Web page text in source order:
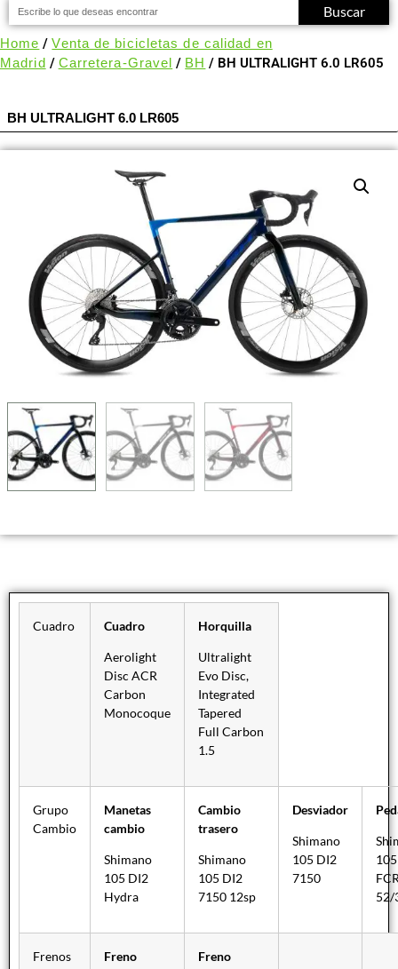
Buscar
Home /Venta de bicicletas de calidad en
Madrid / Carretera-Gravel / BH / BH ULTRALIGHT 6.0 LR605
BH ULTRALIGHT 6.0 LR605
Cuadro Cuadro
Aerolight
Disc ACR
Carbon
Monocoque
Horquilla
Ultralight
Evo Disc,
Integrated
Tapered
Full Carbon
1.5
Grupo
Cambio
Manetas
cambio
Shimano
105 DI2
Hydra
Cambio
trasero
Shimano
105 DI2
7150 12sp
Desviador
Shimano
105 DI2
7150
105
52/
Frenos
Freno
Freno